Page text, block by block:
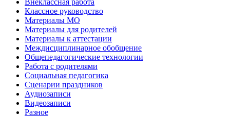
Классное руководство
Материалы МО
Материалы для родителей
Материалы к аттестации
Междисциплинарное обобщение
Общепедагогические технологии
Работа с родителями
Социальная педагогика
Сценарии праздников
Аудиозаписи
Видеозаписи
Разное